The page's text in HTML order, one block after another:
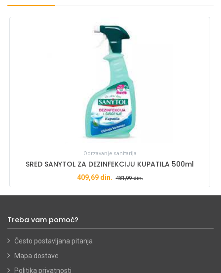
Odrzavanje sanitarija
SRED SANYTOL ZA DEZINFEKCIJU KUPATILA 500ml
409,69din. 481,99din.
Treba vam pomoć?
Često postavljana pitanja
Mapa dostave
Politika privatnosti